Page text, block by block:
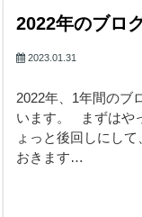
2022年のブロ
2023.01.31
2022年、1年間のブ
います。 まずはや
ょっと後回しにし
おきます…